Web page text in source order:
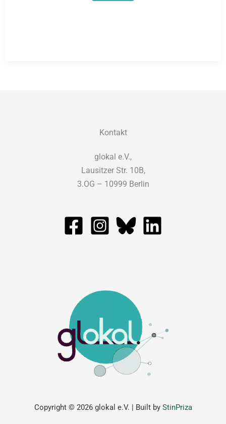
Copyright © 2026 glokal e.V. | Built by StinPriza
Kontakt
glokal e.V.,
Lausitzer Str. 10B,
3.OG – 10999 Berlin